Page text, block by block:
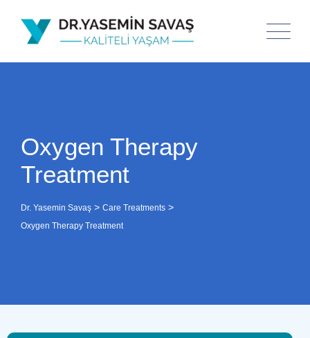
Oxygen Therapy
Treatment
Dr. Yasemin Savaş > Care Treatments >
Oxygen Therapy Treatment